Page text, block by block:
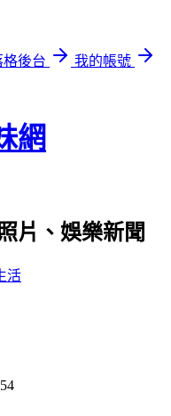
後台
我的帳號
網
片、娛樂新聞
活